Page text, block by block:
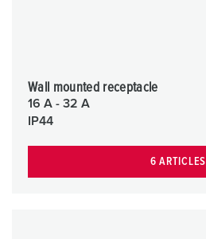
Wall mounted receptacle
16 A - 32 A
IP44
6 ARTICLES